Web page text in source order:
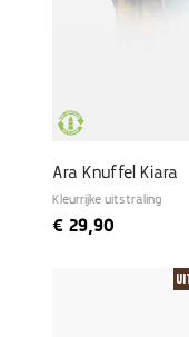
Ara Knuffel Kiara
Kleurrijke uitstraling
€ 29,90